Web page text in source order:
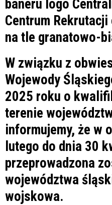
W związku z
Wojewody
2025 roku o
terenie
informujemy, że w
lutego do dnia 30
przeprowadzona
województwa
wojskowa.